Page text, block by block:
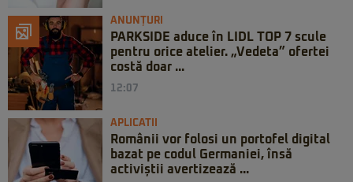
ANUNȚURI
PARKSIDE aduce în LIDL TOP 7 scule
pentru orice atelier. „Vedeta” ofertei
costă doar ...
12:07
APLICATII
Românii vor folosi un portofel digital
bazat pe codul Germaniei, însă
activiștii avertizează ...